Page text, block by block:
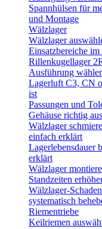
Spannhülsen für
und Montage
Wälzlager
Wälzlager
Einsatzbereiche
Rillenkugellager
Ausführung
Lagerluft C3, CN
ist
Passungen und
Gehäuse richtig
Wälzlager
einfach erklärt
Lagerlebensdauer
erklärt
Wälzlager
Standzeiten
Wälzlager-
systematisch
Riementriebe
Keilriemen